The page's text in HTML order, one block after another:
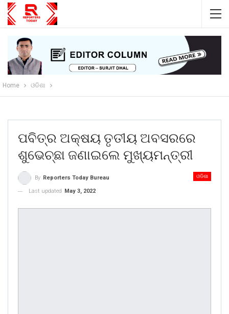
Home ଓଡିଶା
ପବିତ୍ର ଅକ୍ଷୟ ତୃତୀୟ ଅବସରରେ
ଶୁଭେଚ୍ଛା ଜଣାଇଲେ ମୁଖ୍ୟମନ୍ତ୍ରୀ
ଓଡିଶା
By Reporters Today Bureau
Last updated
May 3, 2022